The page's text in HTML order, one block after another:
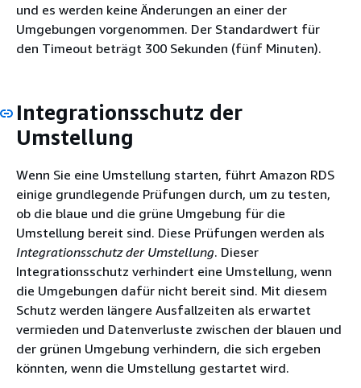
und es werden keine Änderungen an einer der
Umgebungen vorgenommen. Der Standardwert für
den Timeout beträgt 300 Sekunden (fünf Minuten).
Integrationsschutz der
Umstellung
Wenn Sie eine Umstellung starten, führt Amazon RDS
einige grundlegende Prüfungen durch, um zu testen,
ob die blaue und die grüne Umgebung für die
Umstellung bereit sind. Diese Prüfungen werden als
Integrationsschutz der Umstellung. Dieser
Integrationsschutz verhindert eine Umstellung, wenn
die Umgebungen dafür nicht bereit sind. Mit diesem
Schutz werden längere Ausfallzeiten als erwartet
vermieden und Datenverluste zwischen der blauen und
der grünen Umgebung verhindern, die sich ergeben
könnten, wenn die Umstellung gestartet wird.